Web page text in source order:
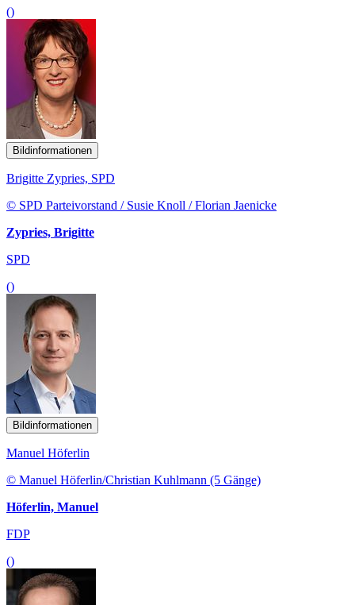
()
Bildinformationen
Brigitte Zypries, SPD
© SPD Parteivorstand / Susie Knoll / Florian Jaenicke
Zypries, Brigitte
SPD
()
Bildinformationen
Manuel Höferlin
© Manuel Höferlin/Christian Kuhlmann (5 Gänge)
Höferlin, Manuel
FDP
()